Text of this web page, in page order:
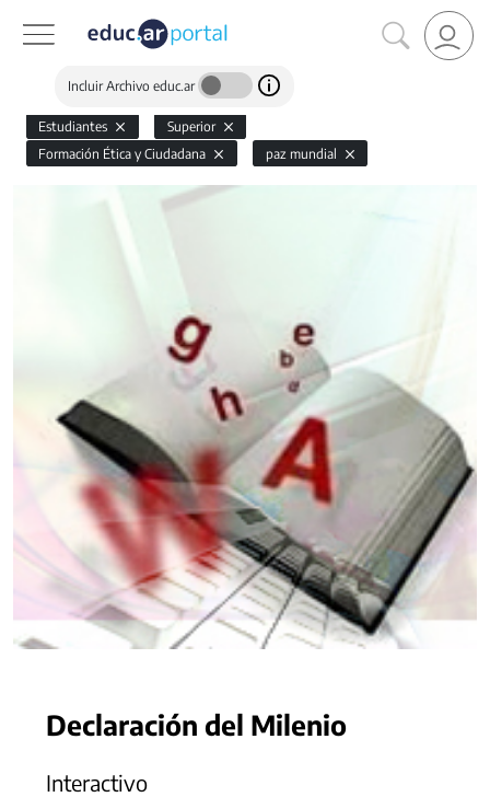
Incluir Archivo educ.ar
Estudiantes
Superior
Formación Ética y Ciudadana
paz mundial
Declaración del Milenio
Interactivo